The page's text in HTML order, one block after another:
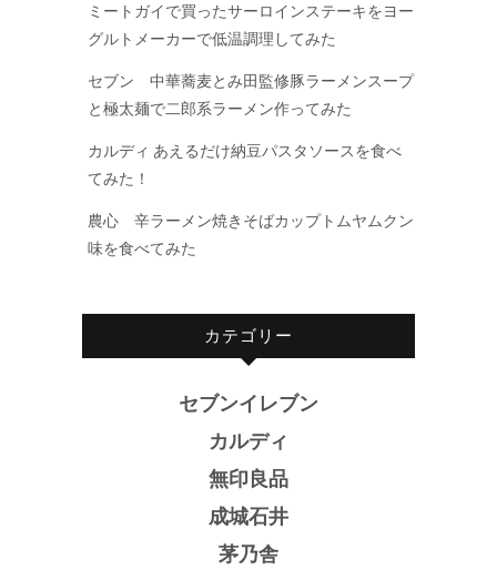
ミートガイで買ったサーロインステーキをヨー
グルトメーカーで低温調理してみた
セブン 中華蕎麦とみ田監修豚ラーメンスープ
と極太麺で二郎系ラーメン作ってみた
カルディ あえるだけ納豆パスタソースを食べ
てみた！
農心 辛ラーメン焼きそばカップトムヤムクン
味を食べてみた
カテゴリー
セブンイレブン
カルディ
無印良品
成城石井
茅乃舎